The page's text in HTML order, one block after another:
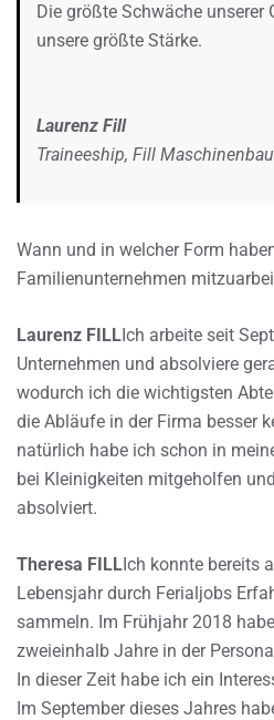
Die größte Schwäche unserer
unsere größte Stärke.
Laurenz Fill
Traineeship, Fill
Wann und in welcher Form
Familienunternehmen
Laurenz FILLIch arbeite seit
Unternehmen und absolviere
wodurch ich die wichtigsten
die Abläufe in der Firma besser
natürlich habe ich schon in
bei Kleinigkeiten mitgeholfen
absolviert.
Theresa FILLIch konnte bereits
Lebensjahr durch Ferialjobs
sammeln. Im Frühjahr 2018
zweieinhalb Jahre in der
In dieser Zeit habe ich ein
Im September dieses Jahres